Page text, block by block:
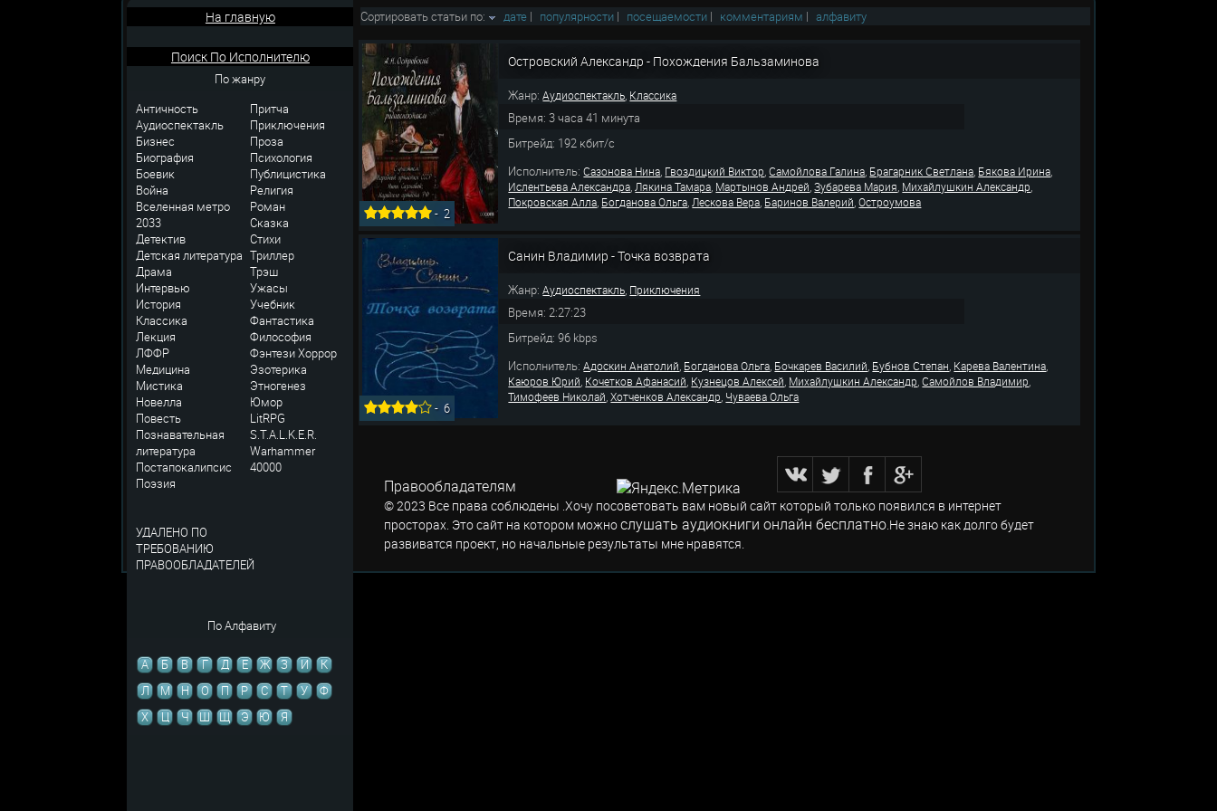
На главную
Поиск По Исполнителю
По жанру
Античность
Аудиоспектакль
Бизнес
Биография
Боевик
Война
Вселенная метро
2033
Детектив
Детская литература
Драма
Интервью
История
Классика
Лекция
ЛФФР
Медицина
Мистика
Новелла
Повесть
Познавательная
литература
Постапокалипсис
Поэзия
УДАЛЕНО ПО
ТРЕБОВАНИЮ
ПРАВООБЛАДАТЕЛЕЙ
Притча
Приключения
Проза
Психология
Публицистика
Религия
Роман
Сказка
Стихи
Триллер
Трэш
Ужасы
Учебник
Фантастика
Философия
ФэнтезиХоррор
Эзотерика
Этногенез
Юмор
LitRPG
S.T.A.L.K.E.R.
Warhammer
40000
По Алфавиту
А Б В Г Д Е Ж З И
К
Л
М Н О П Р С Т У
Ф
Х
Ц Ч Ш Щ Э Ю Я
Сортировать статьи по: дате | популярности | посещаемости | комментариям | алфавиту
-2
Островский Александр - Похождения Бальзаминова
Жанр:Аудиоспектакль, Классика
Время: 3 часа 41 минута
Битрейд: 192 кбит/с
Исполнитель:Сазонова Нина, Гвоздицкий Виктор,Самойлова Галина, Брагарник Светлана, Бякова Ирина,
Ислентьева Александра,Лякина Тамара, Мартынов Андрей,Зубарева Мария, Михайлушкин Александр,
Покровская Алла, Богданова Ольга,Лескова Вера, Баринов Валерий,Остроумова
-6
Санин Владимир - Точка возврата
Жанр:Аудиоспектакль, Приключения
Время: 2:27:23
Битрейд: 96 kbps
Исполнитель:Адоскин Анатолий, Богданова Ольга, Бочкарев Василий, Бубнов Степан, Карева Валентина,
Каюров Юрий, Кочетков Афанасий, Кузнецов Алексей, Михайлушкин Александр,Самойлов Владимир,
Тимофеев Николай,Хотченков Александр, Чуваева Ольга
Правообладателям
© 2023 Все права соблюдены .Хочу посоветовать вам новый сайт который только появился в интернет
просторах. Это сайт на котором можнослушать аудиокниги онлайн бесплатно.Не знаю как долго будет
развиватся проект, но начальные результаты мне нравятся.